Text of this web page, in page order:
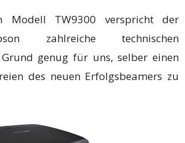
Modell TW9300 verspricht der
zahlreiche technischen
Grund genug für uns, selber einen
des neuen Erfolgsbeamers zu